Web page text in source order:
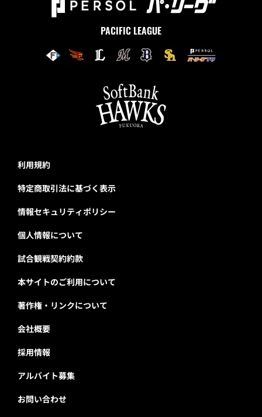
PACIFIC LEAGUE
利用規約
特定商取引法に基づく表示
情報セキュリティポリシー
個人情報について
試合観戦契約約款
本サイトのご利用について
著作権・リンクについて
会社概要
採用情報
アルバイト募集
お問い合わせ